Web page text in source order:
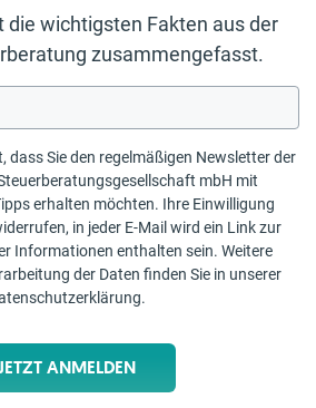
die wichtigsten Fakten aus der
zusammengefasst.
dass Sie den regelmäßigen Newsletter der
mbH mit
erhalten möchten. Ihre Einwilligung
in jeder E-Mail wird ein Link zur
der Daten finden Sie in unserer
.
ANMELDEN